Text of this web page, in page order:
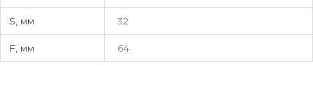
S, мм 32
F, мм 64